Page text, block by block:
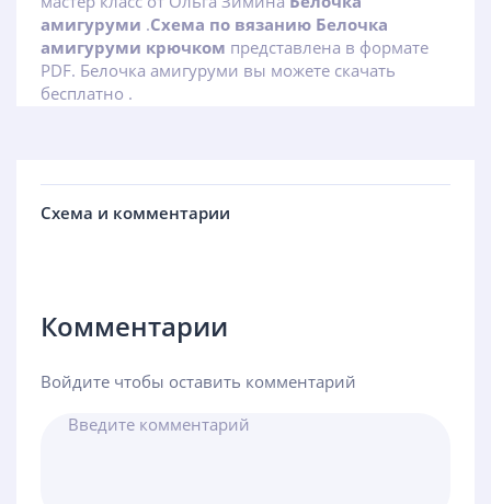
амигуруми .Схема по вязанию Белочка
амигуруми крючком представлена в формате
PDF. Белочка амигуруми вы можете скачать
бесплатно .
Схема и комментарии
Комментарии
Войдите чтобы оставить комментарий